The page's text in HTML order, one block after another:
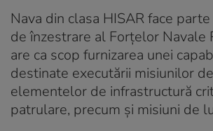
Nava din clasa HISAR face
de înzestrare al Forţelor Navale
are ca scop furnizarea unei
destinate executării misiunilor
elementelor de infrastructură
patrulare, precum şi misiuni de